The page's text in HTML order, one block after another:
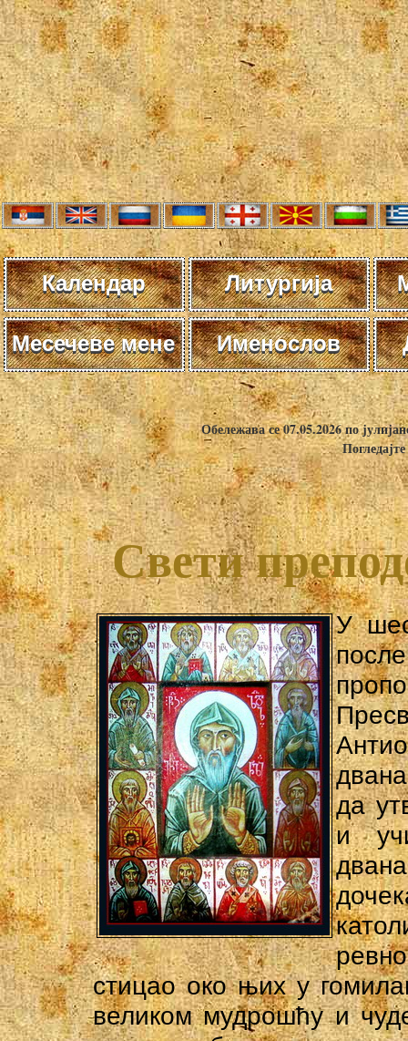
Календар Литургија
Месечеве мене Именослов
Обележава се 07.05.2026 по
Свети
У
да
и
стицао око њих у
великом мудрошћу и